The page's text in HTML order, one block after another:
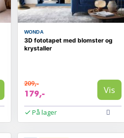
WONDA
3D fototapet med blomster og
krystaller
209,-
179,- Vis
På lager